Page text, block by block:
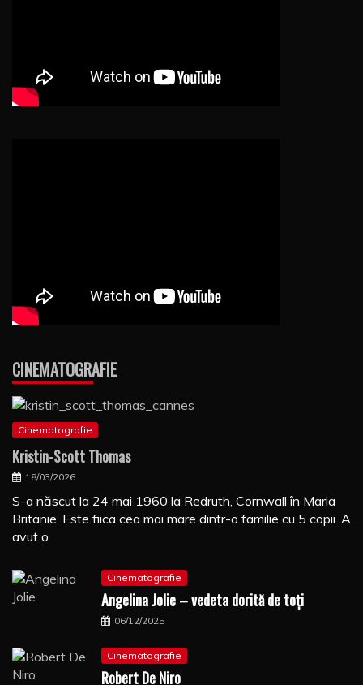
CINEMATOGRAFIE
Cinematografie
Kristin-Scott Thomas
18/03/2026
S-a născut la 24 mai 1960 la Redruth, Cornwall în Maria
Britanie. Este fiica cea mai mare dintr-o familie cu 5 copii. A
avut o
Cinematografie
Angelina Jolie – vedeta dorită de toți
06/12/2025
Cinematografie
Robert De Niro